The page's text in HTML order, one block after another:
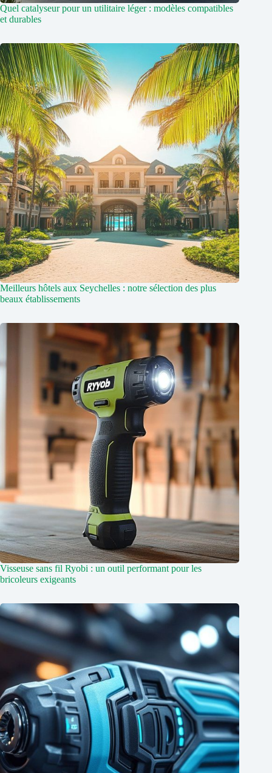
Quel catalyseur pour un utilitaire léger : modèles compatibles
et durables
Meilleurs hôtels aux Seychelles : notre sélection des plus
beaux établissements
Visseuse sans fil Ryobi : un outil performant pour les
bricoleurs exigeants